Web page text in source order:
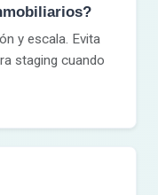
y escala. Evita
staging cuando